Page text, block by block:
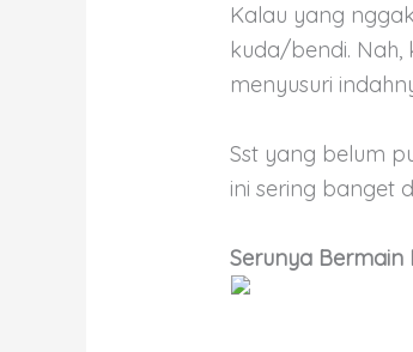
Kalau yang
kuda/bendi.
menyusuri
Sst yang belum
ini sering banget
Serunya Bermain